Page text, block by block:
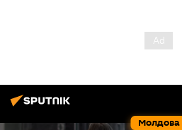
Молдова